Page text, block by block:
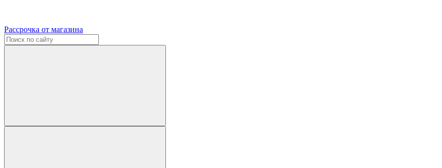
Рассрочка от магазина